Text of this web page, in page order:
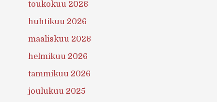
toukokuu 2026
huhtikuu 2026
maaliskuu 2026
helmikuu 2026
tammikuu 2026
joulukuu 2025